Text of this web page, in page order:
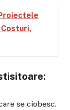
Costuri,
se ciobesc.